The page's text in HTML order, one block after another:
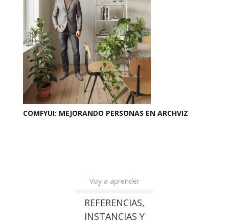
COMFYUI: MEJORANDO PERSONAS EN ARCHVIZ
Voy a aprender
REFERENCIAS,
INSTANCIAS Y